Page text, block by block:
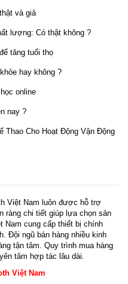
và giả
lượng: Có thật không ?
tăng tuổi thọ
hay không ?
online
nay ?
Thao Cho Hoạt Động Vận Động
Việt Nam luôn được hỗ trợ
ràng chi tiết giúp lựa chọn sản
Nam cung cấp thiết bị chính
Đội ngũ bán hàng nhiều kinh
tận tâm. Quy trình mua hàng
tâm hợp tác lâu dài.
Việt Nam